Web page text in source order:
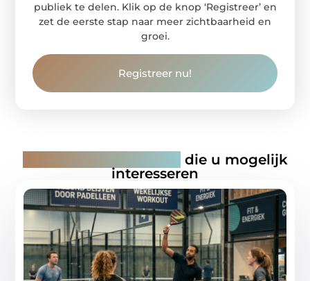
publiek te delen. Klik op de knop ‘Registreer’ en
zet de eerste stap naar meer zichtbaarheid en
groei.
Registreer nu!
die u mogelijk
interesseren